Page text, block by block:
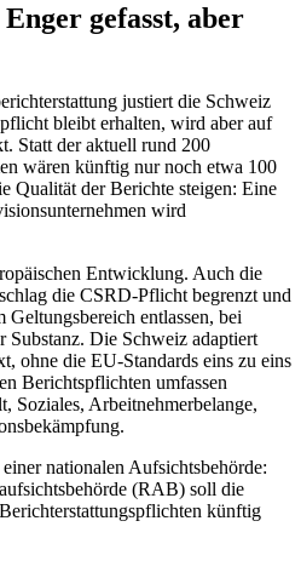
gefasst, aber
justiert die Schweiz
bleibt erhalten, wird aber auf
Statt der aktuell rund 200
wären künftig nur noch etwa 100
Qualität der Berichte steigen: Eine
wird
Entwicklung. Auch die
die CSRD-Pflicht begrenzt und
Geltungsbereich entlassen, bei
Substanz. Die Schweiz adaptiert
ohne die EU-Standards eins zu eins
Berichtspflichten umfassen
Soziales, Arbeitnehmerbelange,
nationalen Aufsichtsbehörde:
(RAB) soll die
künftig